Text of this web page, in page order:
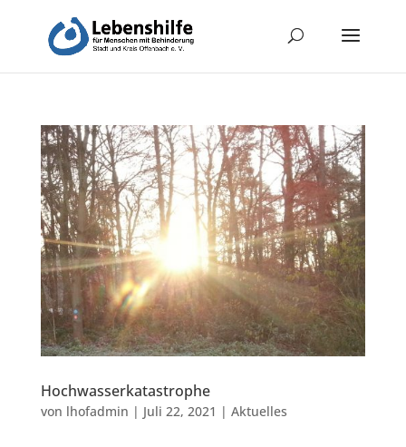
Hochwasserkatastrophe
von lhofadmin | Juli 22, 2021 | Aktuelles